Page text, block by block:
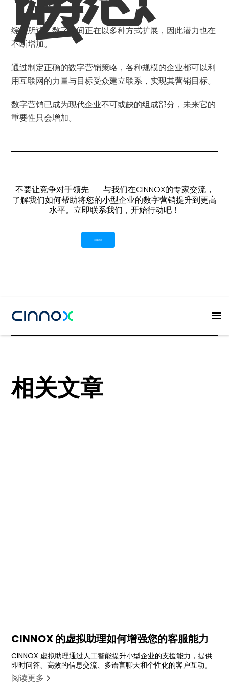
综上所述，数字空间正在以多种方式扩展，因此潜力也在
不断增加。
通过制定正确的数字营销策略，各种规模的企业都可以利
用互联网的力量与目标受众建立联系，实现其营销目标。
数字营销已成为现代企业不可或缺的组成部分，未来它的
重要性只会增加。
不要让竞争对手领先——与我们在CINNOX的专家交流，
了解我们如何帮助将您的小型企业的数字营销提升到更高
水平。立即联系我们，开始行动吧！
在线咨询
相关文章
CINNOX 的虚拟助理如何增强您的客服能力
CINNOX 虚拟助理通过人工智能提升小型企业的支援能力，提供
即时问答、高效的信息交流、多语言聊天和个性化的客户互动。
阅读更多